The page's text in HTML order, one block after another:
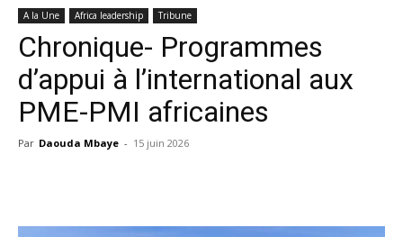
A la Une Africa leadership Tribune
Chronique- Programmes
d’appui à l’international aux
PME-PMI africaines
Par Daouda Mbaye - 15 juin 2026